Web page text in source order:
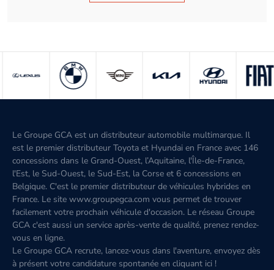
Le Groupe GCA est un distributeur automobile multimarque. Il
est le premier distributeur Toyota et Hyundai en France avec 146
concessions dans le Grand-Ouest, l’Aquitaine, l'Île-de-France,
l'Est, le Sud-Ouest, le Sud-Est, la Corse et 6 concessions en
Belgique. C'est le premier distributeur de véhicules hybrides en
France. Le site www.groupegca.com vous permet de trouver
facilement votre prochain véhicule d'occasion. Le réseau Groupe
GCA c'est aussi un service après-vente de qualité, prenez rendez-
vous en ligne.
Le Groupe GCA recrute, lancez-vous dans l'aventure, envoyez dès
à présent votre candidature spontanée en cliquant ici !